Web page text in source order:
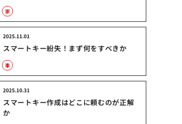
家
スマートキー紛失！まず何をすべきか
2025.11.01
車
スマートキー作成はどこに頼むのが正解
か
2025.10.31